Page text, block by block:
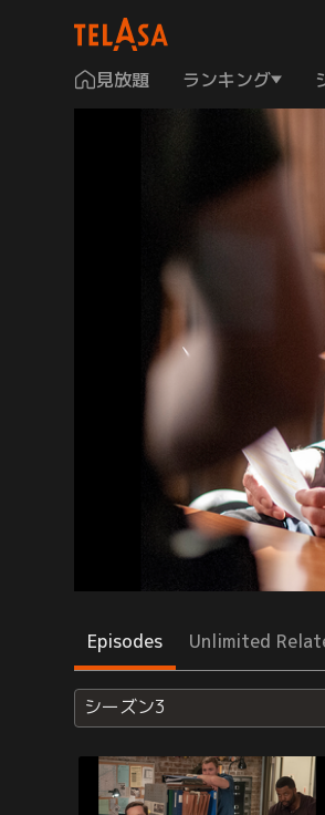
見放題 ランキング
Episodes Unlimited
シーズン3